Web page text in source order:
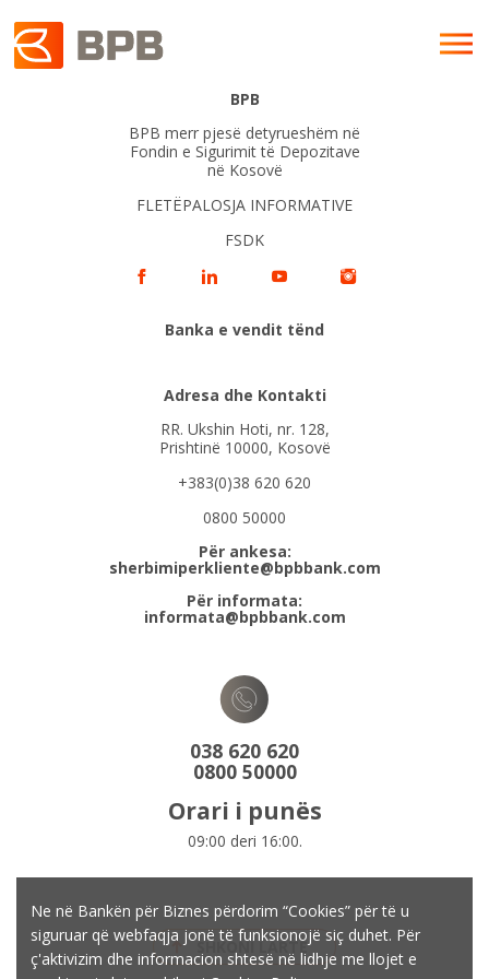
Ne në Bankën për Biznes përdorim “Cookies” për të u
siguruar që webfaqja jonë të funksionojë siç duhet. Për
ç'aktivizim dhe informacion shtesë në lidhje me llojet e
BPB
BPB merr pjesë detyrueshëm në
Fondin e Sigurimit të Depozitave
në Kosovë
FLETËPALOSJA INFORMATIVE
FSDK
Banka e vendit tënd
Adresa dhe Kontakti
RR. Ukshin Hoti, nr. 128,
Prishtinë 10000, Kosovë
+383(0)38 620 620
0800 50000
Për ankesa:
sherbimiperkliente@bpbbank.com
Për informata:
informata@bpbbank.com
038 620 620
0800 50000
Orari i punës
09:00 deri 16:00.
SHKONI LARTË